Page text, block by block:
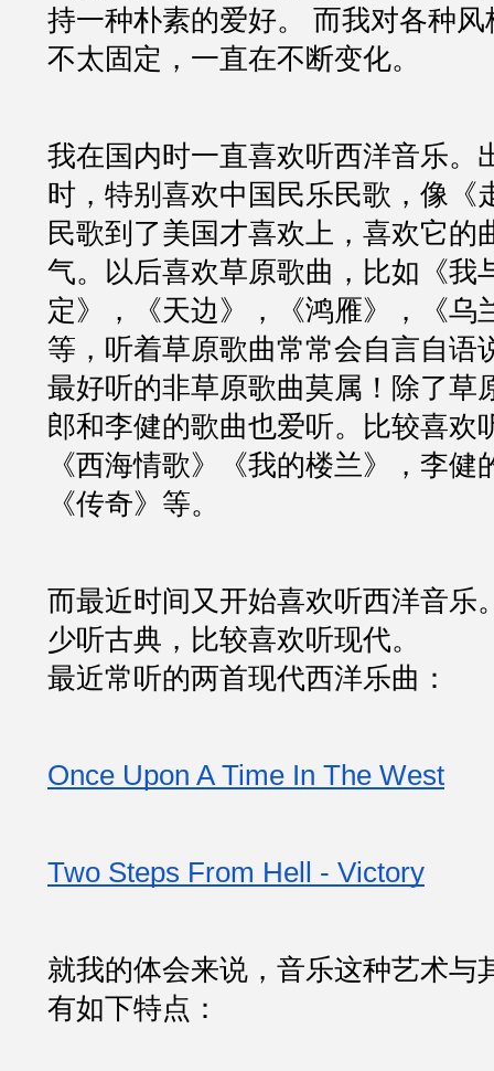
持一种朴素的爱好。 而我对各种
不太固定，一直在不断变化。
我在国内时一直喜欢听西洋音乐。
时，特别喜欢中国民乐民歌，像《
民歌到了美国才喜欢上，喜欢它的
气。以后喜欢草原歌曲，比如《我
定》，《天边》，《鸿雁》，《乌
等，听着草原歌曲常常会自言自语
最好听的非草原歌曲莫属！除了草
郎和李健的歌曲也爱听。比较喜欢
《西海情歌》《我的楼兰》，李健
《传奇》等。
而最近时间又开始喜欢听西洋音乐
少听古典，比较喜欢听现代。
最近常听的两首现代西洋乐曲：
Once Upon A Time In The West
Two Steps From Hell - Victory
就我的体会来说，音乐这种艺术与
有如下特点：